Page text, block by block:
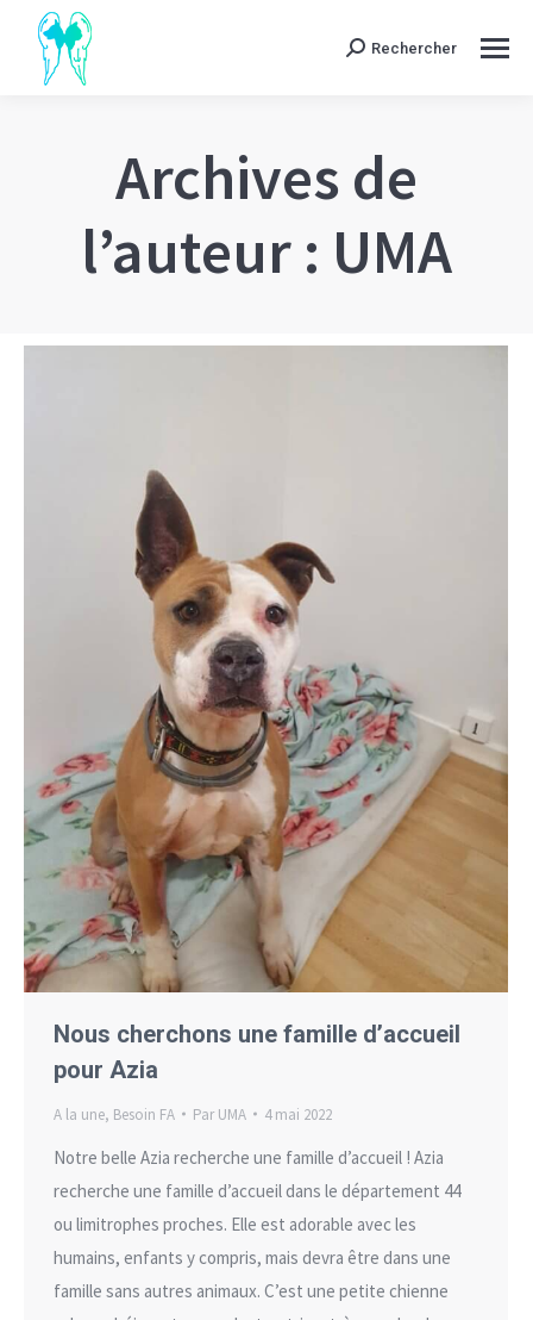
Search:Rechercher
Archives de
l’auteur : UMA
Nous cherchons une famille d’accueil
pour Azia
A la une, Besoin FA Par UMA 4 mai 2022
Notre belle Azia recherche une famille d’accueil ! Azia
recherche une famille d’accueil dans le département 44
ou limitrophes proches. Elle est adorable avec les
humains, enfants y compris, mais devra être dans une
famille sans autres animaux. C’est une petite chienne